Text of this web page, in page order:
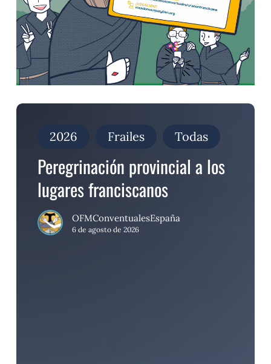
Peregrinación
franciscanos
2026 Frailes Todas
Peregrinación provincial a los
lugares franciscanos
OFMConventualesEspaña
6 de agosto de 2026